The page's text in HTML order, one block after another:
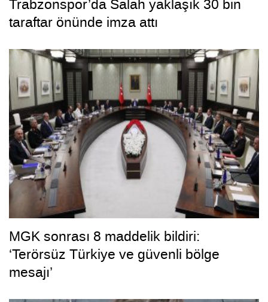
Trabzonspor’da Salah yaklaşık 30 bin
taraftar önünde imza attı
MGK sonrası 8 maddelik bildiri:
‘Terörsüz Türkiye ve güvenli bölge
mesajı’